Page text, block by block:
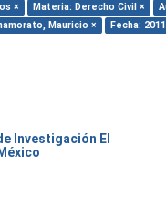
× Materia: Derecho Civil ×
Mauricio × Fecha:
Investigación El